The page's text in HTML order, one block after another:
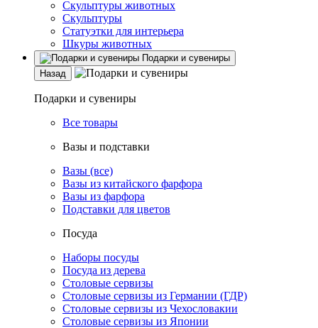
Скульптуры животных
Скульптуры
Статуэтки для интерьера
Шкуры животных
Подарки и сувениры
Назад
Подарки и сувениры
Все товары
Вазы и подставки
Вазы (все)
Вазы из китайского фарфора
Вазы из фарфора
Подставки для цветов
Посуда
Наборы посуды
Посуда из дерева
Столовые сервизы
Столовые сервизы из Германии (ГДР)
Столовые сервизы из Чехословакии
Столовые сервизы из Японии